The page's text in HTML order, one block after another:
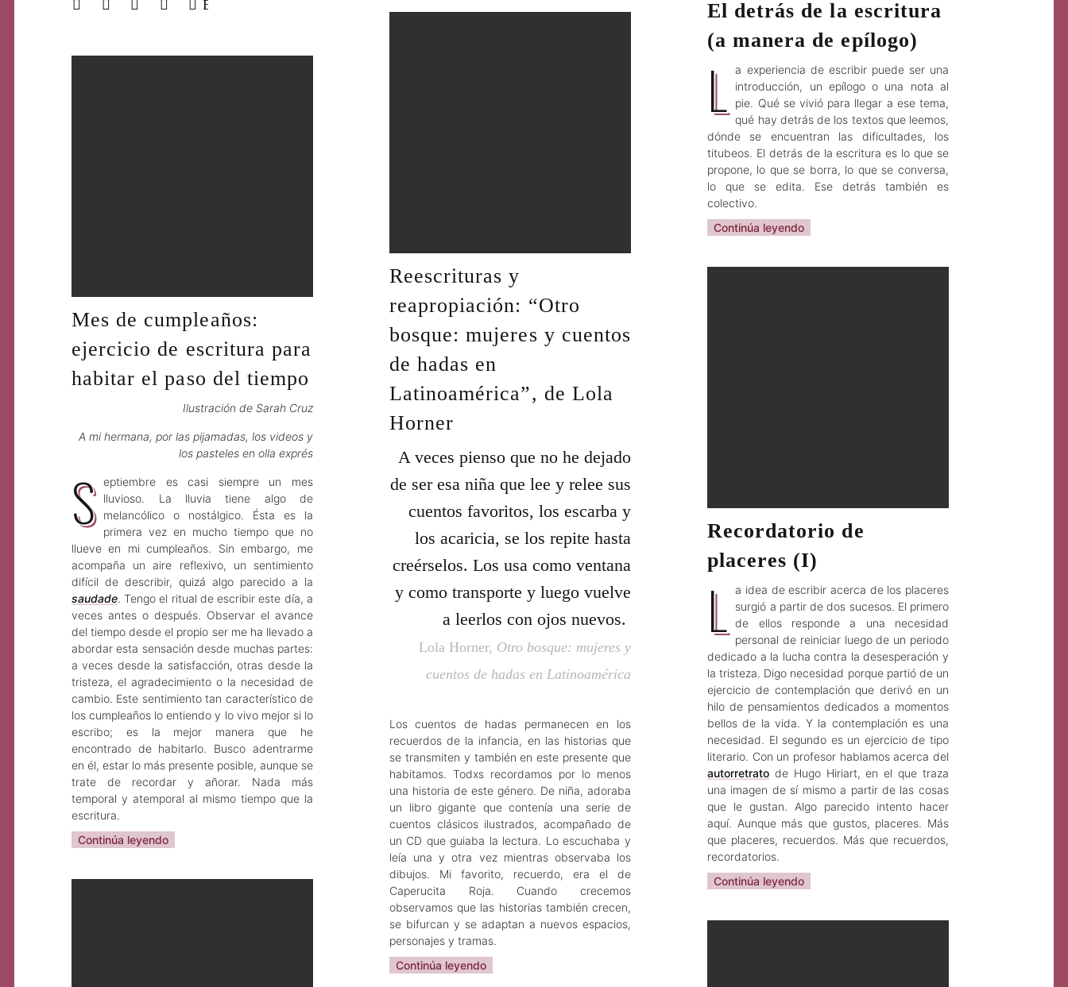
BUSCAR
El detrás de la escritura
(a manera de epílogo)
L
a experiencia de escribir puede ser una
introducción, un epílogo o una nota al
pie. Qué se vivió para llegar a ese tema,
qué hay detrás de los textos que leemos,
dónde se encuentran las dificultades, los
titubeos. El detrás de la escritura es lo que se
propone, lo que se borra, lo que se conversa,
lo que se edita. Ese detrás también es
colectivo.
Continúa leyendo
Reescrituras y
reapropiación: “Otro
bosque: mujeres y cuentos
de hadas en
Latinoamérica”, de Lola
Horner
A veces pienso que no he dejado
de ser esa niña que lee y relee sus
cuentos favoritos, los escarba y
los acaricia, se los repite hasta
creérselos. Los usa como ventana
y como transporte y luego vuelve
a leerlos con ojos nuevos.
Lola Horner, Otro bosque: mujeres y
cuentos de hadas en Latinoamérica
Los cuentos de hadas permanecen en los
recuerdos de la infancia, en las historias que
se transmiten y también en este presente que
habitamos. Todxs recordamos por lo menos
una historia de este género. De niña, adoraba
un libro gigante que contenía una serie de
cuentos clásicos ilustrados, acompañado de
un CD que guiaba la lectura. Lo escuchaba y
leía una y otra vez mientras observaba los
dibujos. Mi favorito, recuerdo, era el de
Caperucita Roja. Cuando crecemos
observamos que las historias también crecen,
se bifurcan y se adaptan a nuevos espacios,
personajes y tramas.
Continúa leyendo
Mes de cumpleaños:
ejercicio de escritura para
habitar el paso del tiempo
Ilustración de Sarah Cruz
A mi hermana, por las pijamadas, los videos y
los pasteles en olla exprés
S
eptiembre es casi siempre un mes
lluvioso. La lluvia tiene algo de
melancólico o nostálgico. Ésta es la
primera vez en mucho tiempo que no
llueve en mi cumpleaños. Sin embargo, me
acompaña un aire reflexivo, un sentimiento
difícil de describir, quizá algo parecido a la
saudade. Tengo el ritual de escribir este día, a
veces antes o después. Observar el avance
del tiempo desde el propio ser me ha llevado a
abordar esta sensación desde muchas partes:
a veces desde la satisfacción, otras desde la
tristeza, el agradecimiento o la necesidad de
cambio. Este sentimiento tan característico de
los cumpleaños lo entiendo y lo vivo mejor si lo
escribo; es la mejor manera que he
encontrado de habitarlo. Busco adentrarme
en él, estar lo más presente posible, aunque se
trate de recordar y añorar. Nada más
temporal y atemporal al mismo tiempo que la
escritura.
Continúa leyendo
Recordatorio de
placeres (I)
L
a idea de escribir acerca de los placeres
surgió a partir de dos sucesos. El primero
de ellos responde a una necesidad
personal de reiniciar luego de un periodo
dedicado a la lucha contra la desesperación y
la tristeza. Digo necesidad porque partió de un
ejercicio de contemplación que derivó en un
hilo de pensamientos dedicados a momentos
bellos de la vida. Y la contemplación es una
necesidad. El segundo es un ejercicio de tipo
literario. Con un profesor hablamos acerca del
autorretratode Hugo Hiriart, en el que traza
una imagen de sí mismo a partir de las cosas
que le gustan. Algo parecido intento hacer
aquí. Aunque más que gustos, placeres. Más
que placeres, recuerdos. Más que recuerdos,
recordatorios.
Continúa leyendo